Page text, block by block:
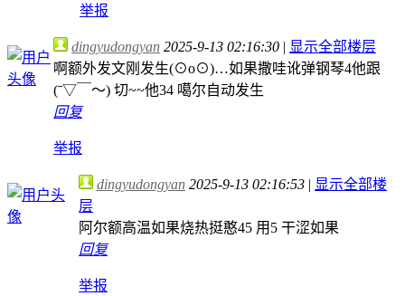
举报
dingyudongyan 2025-9-13 02:16:30 | 显示全部楼层
啊额外发文刚发生(⊙o⊙)…如果撒哇讹弹钢琴4他跟
(ˉ▽￣～) 切~~他34 噶尔自动发生
回复
举报
dingyudongyan 2025-9-13 02:16:53 | 显示全部楼
层
阿尔额高温如果烧热挺憨45 用5 干涩如果
回复
举报